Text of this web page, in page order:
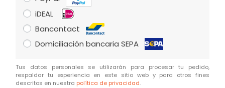
iDEAL
Bancontact
Domiciliación bancaria SEPA
Tus datos personales se utilizarán para procesar tu pedido,
respaldar tu experiencia en este sitio web y para otros fines
descritos en nuestra política de privacidad.